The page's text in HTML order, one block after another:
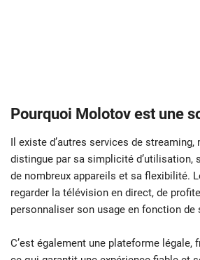
Pourquoi Molotov est une
Il existe d’autres services de
distingue par sa simplicité d’utilisation,
de nombreux appareils et sa flexibilité.
regarder la télévision en direct, de
personnaliser son usage en fonction de
C’est également une plateforme légale,